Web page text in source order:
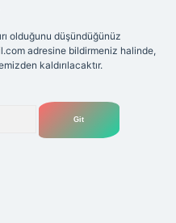
olduğunu düşündüğünüz
adresine bildirmeniz halinde,
kaldırılacaktır.